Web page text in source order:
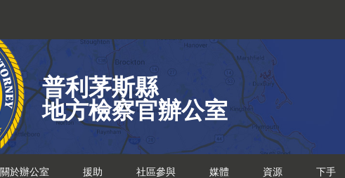
普利茅斯縣
地方檢察官辦公室
關於辦公室 援助 社區參與 媒體 資源 下手